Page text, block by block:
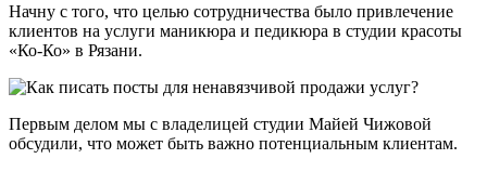
Начну с того, что целью сотрудничества было привлечение
клиентов на услуги маникюра и педикюра в студии красоты
«Ко-Ко» в Рязани.
Первым делом мы с владелицей студии Майей Чижовой
обсудили, что может быть важно потенциальным клиентам.